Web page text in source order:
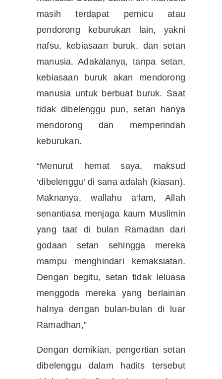
masih terdapat pemicu atau
pendorong keburukan lain, yakni
nafsu, kebiasaan buruk, dan setan
manusia. Adakalanya, tanpa setan,
kebiasaan buruk akan mendorong
manusia untuk berbuat buruk. Saat
tidak dibelenggu pun, setan hanya
mendorong dan memperindah
keburukan.
“Menurut hemat saya, maksud
‘dibelenggu’ di sana adalah (kiasan).
Maknanya, wallahu a‘lam, Allah
senantiasa menjaga kaum Muslimin
yang taat di bulan Ramadan dari
godaan setan sehingga mereka
mampu menghindari kemaksiatan.
Dengan begitu, setan tidak leluasa
menggoda mereka yang berlainan
halnya dengan bulan-bulan di luar
Ramadhan,”
Dengan demikian, pengertian setan
dibelenggu dalam hadits tersebut